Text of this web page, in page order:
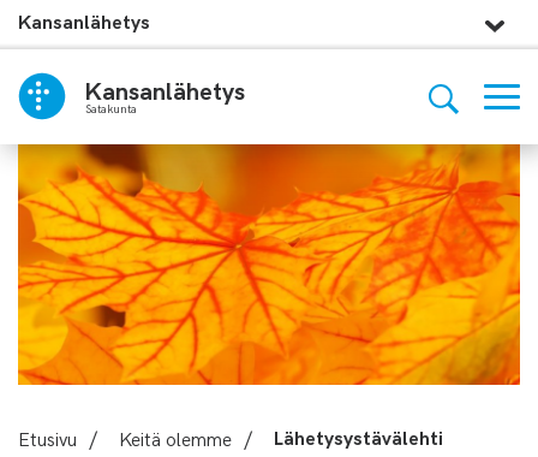
Kansanlähetys
Satakunta
Kansanlähetys
Etusivu / Keitä olemme / Lähetysystävälehti